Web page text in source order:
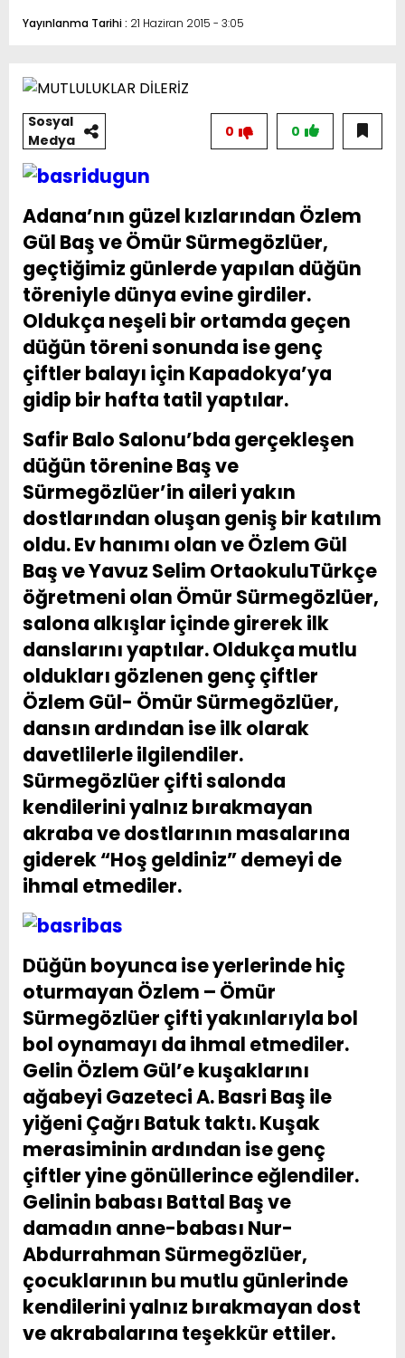
Yayınlanma Tarihi : 21 Haziran 2015 - 3:05
Sosyal
Medya
0
0
Adana’nın güzel kızlarından Özlem
Gül Baş ve Ömür Sürmegözlüer,
geçtiğimiz günlerde yapılan düğün
töreniyle dünya evine girdiler.
Oldukça neşeli bir ortamda geçen
düğün töreni sonunda ise genç
çiftler balayı için Kapadokya’ya
gidip bir hafta tatil yaptılar.
Safir Balo Salonu’bda gerçekleşen
düğün törenine Baş ve
Sürmegözlüer’in aileri yakın
dostlarından oluşan geniş bir katılım
oldu. Ev hanımı olan ve Özlem Gül
Baş veYavuz Selim OrtaokuluTürkçe
öğretmeni olan Ömür Sürmegözlüer,
salona alkışlar içinde girerek ilk
danslarını yaptılar. Oldukça mutlu
oldukları gözlenen genç çiftler
Özlem Gül- Ömür Sürmegözlüer,
dansın ardından ise ilk olarak
davetlilerle ilgilendiler.
Sürmegözlüer çifti salonda
kendilerini yalnız bırakmayan
akraba ve dostlarının masalarına
giderek “Hoş geldiniz” demeyi de
ihmal etmediler.
Düğün boyunca ise yerlerinde hiç
oturmayan Özlem – Ömür
Sürmegözlüer çifti yakınlarıyla bol
bol oynamayı da ihmal etmediler.
Gelin Özlem Gül’e kuşaklarını
ağabeyi Gazeteci A. Basri Baş ile
yiğeni Çağrı Batuk taktı. Kuşak
merasiminin ardından ise genç
çiftler yine gönüllerince eğlendiler.
Gelinin babası Battal Baş ve
damadın anne-babası Nur-
Abdurrahman Sürmegözlüer,
çocuklarının bu mutlu günlerinde
kendilerini yalnız bırakmayan dost
ve akrabalarına teşekkür ettiler.